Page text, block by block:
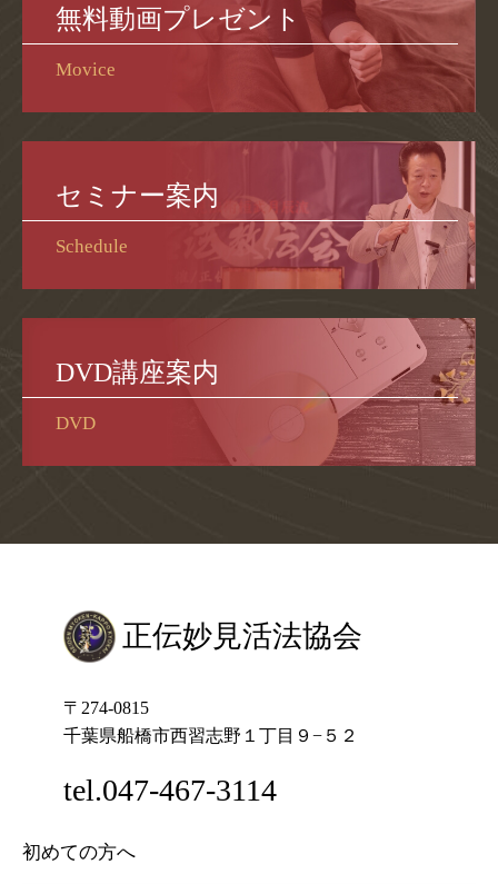
無料動画プレゼント
Movice
セミナー案内
Schedule
DVD講座案内
DVD
正伝妙見活法協会
〒274-0815
千葉県船橋市西習志野１丁目９−５２
tel.047-467-3114
初めての方へ